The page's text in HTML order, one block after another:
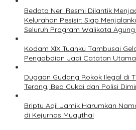
Bedata Neri Resmi Dilantik
Kelurahan Pesisir: Siap
Seluruh Program Walikota
Kodam XIX Tuanku Tambusai
Pengabdian Jadi Catatan Utama
Dugaan Gudang Rokok Ilegal di
Terang, Bea Cukai dan Polisi
Briptu Aqil Jamik Harumkan
di Kejurnas Muaythai